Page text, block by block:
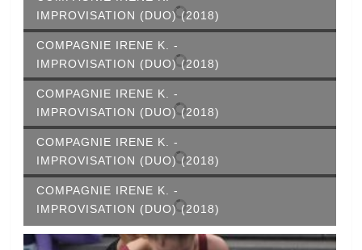
IMPROVISATION (DUO) (2018)
COMPAGNIE IRENE K. -
IMPROVISATION (DUO) (2018)
COMPAGNIE IRENE K. -
IMPROVISATION (DUO) (2018)
COMPAGNIE IRENE K. -
IMPROVISATION (DUO) (2018)
COMPAGNIE IRENE K. -
IMPROVISATION (DUO) (2018)